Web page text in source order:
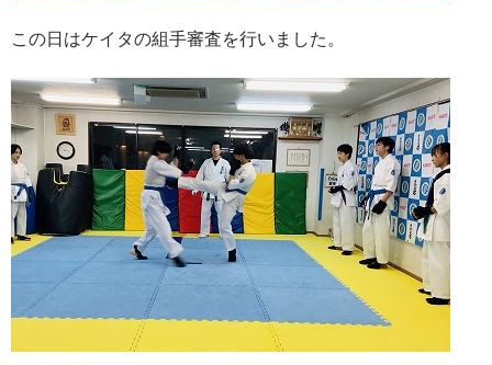
この日はケイタの組手審査を行いました。